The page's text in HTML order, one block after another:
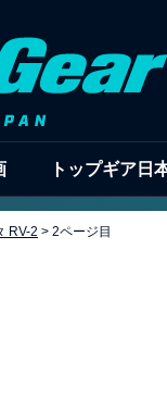
トップギア日
RV-2 > 2ページ目